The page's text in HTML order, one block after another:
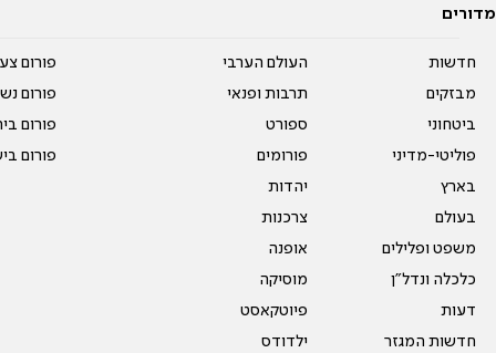
מדורים
חדשות
מבזקים
ביטחוני
פוליטי-מדיני
בארץ
בעולם
משפט ופלילים
כלכלה ונדל"ן
דעות
חדשות המגזר
העולם הערבי
תרבות ופנאי
ספורט
פורומים
יהדות
צרכנות
אופנה
מוסיקה
פיוטקאסט
ילדודס
פורום
פורום
פורום
פורום